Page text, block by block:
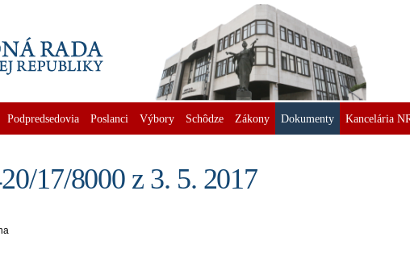
Podpredsedovia Poslanci Výbory Schôdze Zákony Dokumenty Kancelária
17/8000 z 3. 5. 2017